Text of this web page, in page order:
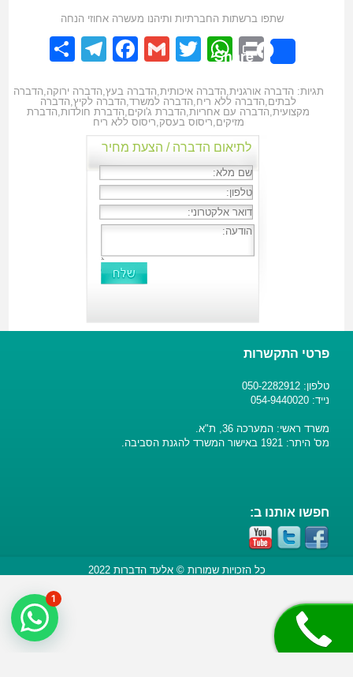
שתפו ברשתות החברתיות ותיהנו מעשרה אחוזי הנחה
Share
Print
WhatsApp
Twitter
Gmail
Facebook
תגיות: הדברה אורגנית,הדברה איכותית,הדברה בעץ,הדברה ירוקה,הדברה
לבתים,הדברה ללא ריח,הדברה למשרד,הדברה לקיץ,הדברה
מקצועית,הדברה עם אחריות,הדברת ג'וקים,הדברת חולדות,הדברת
מזיקים,ריסוס בעסק,ריסוס ללא ריח
לתיאום הדברה / הצעת מחיר
פרטי התקשרות
טלפון: 050-2282912
נייד: 054-9440020
משרד ראשי: המערכה 36, ת"א.
מס' היתר: 1921 באישור המשרד להגנת הסביבה.
חפשו אותנו ב:
כל הזכויות שמורות © אלעד הדברות 2022
1